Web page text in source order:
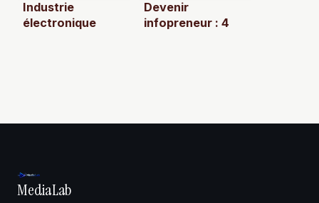
Industrie
électronique
Devenir
infopreneur : 4
MediaLab